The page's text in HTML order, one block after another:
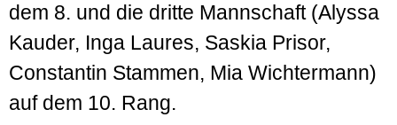
dem 8. und die dritte Mannschaft (Alyssa
Kauder, Inga Laures, Saskia Prisor,
Constantin Stammen, Mia Wichtermann)
auf dem 10. Rang.